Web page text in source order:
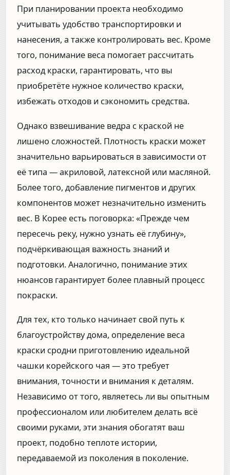
При планировании проекта необходимо
учитывать удобство транспортировки и
нанесения, а также контролировать вес. Кроме
того, понимание веса помогает рассчитать
расход краски, гарантировать, что вы
приобретёте нужное количество краски,
избежать отходов и сэкономить средства.
Однако взвешивание ведра с краской не
лишено сложностей. Плотность краски может
значительно варьироваться в зависимости от
её типа — акриловой, латексной или масляной.
Более того, добавление пигментов и других
компонентов может незначительно изменить
вес. В Корее есть поговорка: «Прежде чем
пересечь реку, нужно узнать её глубину»,
подчёркивающая важность знаний и
подготовки. Аналогично, понимание этих
нюансов гарантирует более плавный процесс
покраски.
Для тех, кто только начинает свой путь к
благоустройству дома, определение веса
краски сродни приготовлению идеальной
чашки корейского чая — это требует
внимания, точности и внимания к деталям.
Независимо от того, являетесь ли вы опытным
профессионалом или любителем делать всё
своими руками, эти знания обогатят ваш
проект, подобно теплоте истории,
передаваемой из поколения в поколение.